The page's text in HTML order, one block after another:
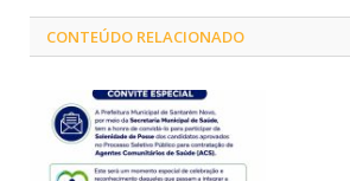
CONTEÚDO RELACIONADO